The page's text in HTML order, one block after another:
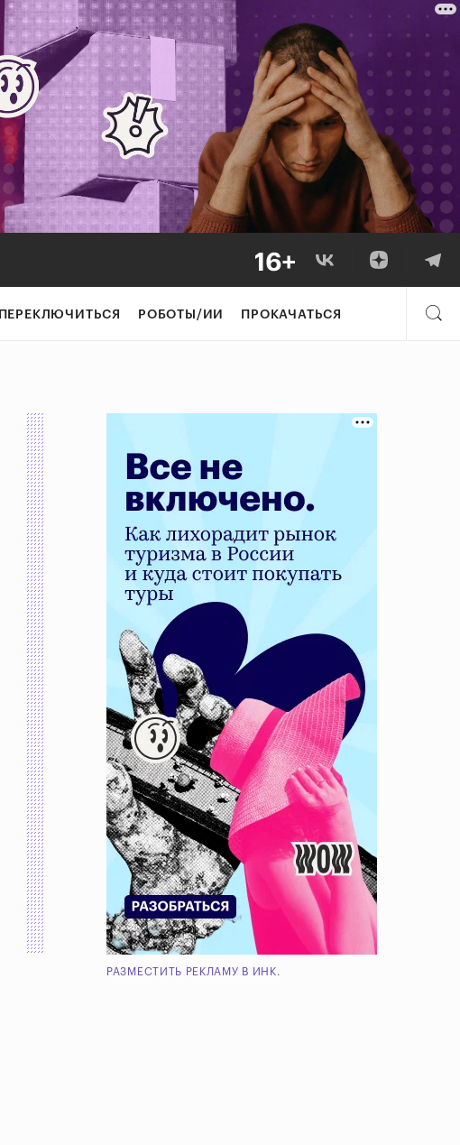
ПЕРЕКЛЮЧИТЬСЯ РОБОТЫ/ИИ ПРОКАЧАТЬСЯ
РАЗМЕСТИТЬ РЕКЛАМУ В ИНК.